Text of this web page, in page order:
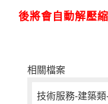
後將會自動解壓縮
相關檔案
技術服務-建築